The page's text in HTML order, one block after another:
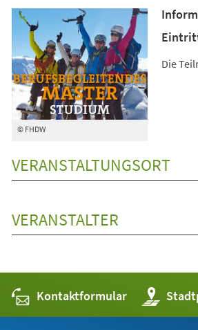
© FHDW
Die
VERANSTALTUNGSORT
VERANSTALTER
Kontaktformular (Öffnet
in
einem